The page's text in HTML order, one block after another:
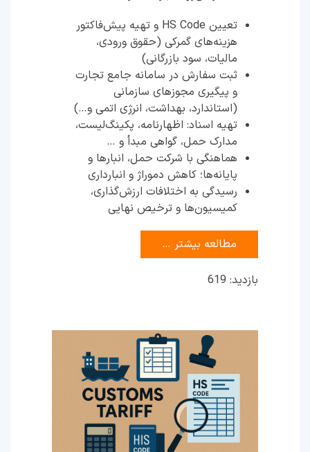
تعیین HS Code و تهیه پیش‌فاکتور
هزینه‌های گمرکی (حقوق ورودی،
مالیات، سود بازرگانی)
ثبت سفارش در سامانه جامع تجارت
و پیگیری مجوزهای سازمانی
(استاندارد، بهداشت، انرژی اتمی و…)
تهیه اسناد: اظهارنامه، پکینگ‌لیست،
مدارک حمل، گواهی مبدأ و …
هماهنگی با شرکت حمل، انبارها و
پایانه‌ها؛ کاهش دموراژ و انبارداری
رسیدگی به اختلافات ارزش‌گذاری،
کمیسیون‌ها و ترخیص نهایی
مطالعه بیشتر …
بازدید: 619